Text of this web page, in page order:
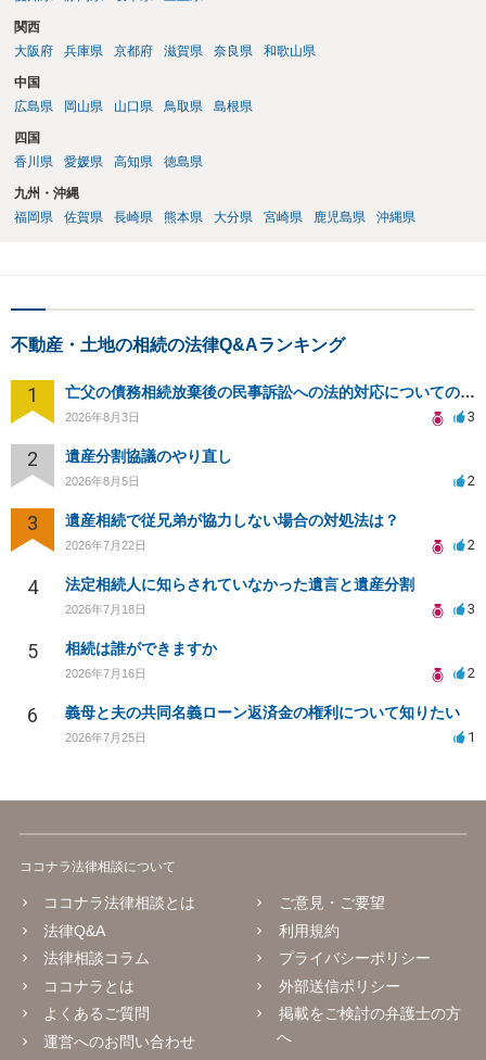
関西
大阪府
兵庫県 京都府 滋賀県 奈良県 和歌山県
中国
広島県
岡山県 山口県 鳥取県 島根県
四国
香川県
愛媛県 高知県 徳島県
九州・沖縄
福岡県
佐賀県 長崎県 熊本県 大分県 宮崎県 鹿児島県 沖縄県
不動産・土地の相続の法律Q&Aランキング
1 亡父の債務相続放棄後の民事訴訟への法的対応についての相談
2026年8月3日 3
2 遺産分割協議のやり直し
2026年8月5日 2
3 遺産相続で従兄弟が協力しない場合の対処法は？
2026年7月22日 2
4 法定相続人に知らされていなかった遺言と遺産分割
2026年7月18日 3
5 相続は誰ができますか
2026年7月16日 2
6 義母と夫の共同名義ローン返済金の権利について知りたい
2026年7月25日 1
ココナラ法律相談について
ココナラ法律相談とは
法律Q&A
法律相談コラム
ココナラとは
よくあるご質問
運営へのお問い合わせ
ご意見・ご要望
利用規約
プライバシーポリシー
外部送信ポリシー
掲載をご検討の弁護士の方
へ